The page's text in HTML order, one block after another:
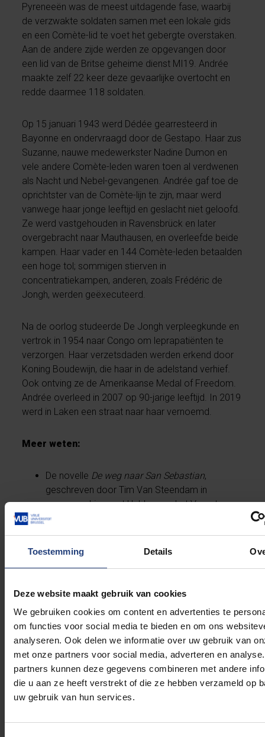
Toestemming Details
Deze website maakt gebruik van cookies
We gebruiken cookies om content en advertenties te
om functies voor social media te bieden en om ons
analyseren. Ook delen we informatie over uw gebruik van
met onze partners voor social media, adverteren en
partners kunnen deze gegevens combineren met andere
die u aan ze heeft verstrekt of die ze hebben verzameld op
uw gebruik van hun services.
Pyreneeën was de meest uitdagende fase, waarbij
de verzwakte soldaten samen met een lokale gids
en een Comète-lid te voet het gebergte overstaken.
Aan de andere zijde werden ze opgevangen door
een lid van de Britse geheime dienst MI19. Andrée
maakte zelf 22 keer deze gevaarlijke overtocht en
redde daarmee 118 soldaten.
Op 15 januari 1943 werd Dédée gearresteerd in
Bayonne en ondervraagd door de Gestapo. Haar zus
Suzanne, nauwe medewerkster Nadine Dumon en
vele andere Comète-leden waren toen al verdwenen
als Nacht und Nebel-gevangenen. Andrée gaf toe de
oprichtster van de Comète-lijn te zijn, maar werd
vanwege haar jonge leeftijd en geslacht niet geloofd.
Ze werd vastgehouden in Ravensbrück en later
overgebracht naar Mauthausen, en overleefde beide
kampen. Haar vader en 144 Comète-leden betaalden
een hoge tol; sommigen stierven in
concentratiekampen, anderen, zoals Frédéric de
Jongh, werden geëxecuteerd.
Na de oorlog studeerde De Jongh verpleegkunde en
vertrok in 1954 naar Congo om leprapatiënten te
verzorgen. Haar verzetsdaden werden erkend door
Koning Boudewijn, die haar in de adelstand verhief.
Ook ontving ze de Amerikaanse Medal of Freedom.
Andrée overleed in 2007 op 90-jarige leeftijd. In 2019
werd in Laken een straat naar haar vernoemd.
Meer weten:
De novelle De weg naar San Sebastian,
geschreven door Tim Van Steendam in
samenwerking met Helden van het Verzet
vertelt haar verhaal.
schreef haar biografie:
Andrée de Jongh. Une
de 18e aflevering van het tweede seizoen aan
Andrée de Jongh vormde de inspiratie voor de
film La grande vadrouille met Louis Funès.
Bronnen: